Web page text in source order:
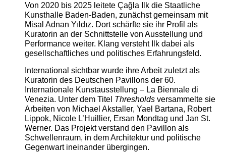
Von 2020 bis 2025 leitete Çağla Ilk die Staatliche
Kunsthalle Baden-Baden, zunächst gemeinsam mit
Misal Adnan Yıldız. Dort schärfte sie ihr Profil als
Kuratorin an der Schnittstelle von Ausstellung und
Performance weiter. Klang versteht Ilk dabei als
gesellschaftliches und politisches Erfahrungsfeld.
International sichtbar wurde ihre Arbeit zuletzt als
Kuratorin des Deutschen Pavillons der 60.
Internationale Kunstausstellung – La Biennale di
Venezia. Unter dem Titel Thresholdsversammelte sie
Arbeiten von Michael Akstaller, Yael Bartana, Robert
Lippok, Nicole L’Huillier, Ersan Mondtag und Jan St.
Werner. Das Projekt verstand den Pavillon als
Schwellenraum, in dem Architektur und politische
Gegenwart ineinander übergingen.